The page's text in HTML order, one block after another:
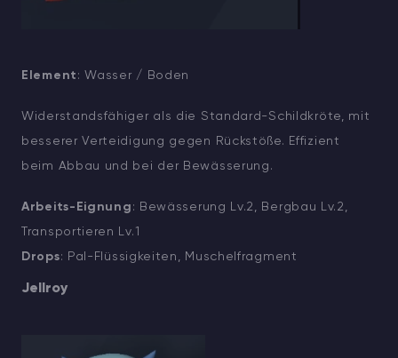
Element : Wasser / Boden
Widerstandsfähiger als die Standard-Schildkröte, mit
besserer Verteidigung gegen Rückstöße. Effizient
beim Abbau und bei der Bewässerung.
Arbeits-Eignung : Bewässerung Lv.2, Bergbau Lv.2,
Transportieren Lv.1
Drops: Pal-Flüssigkeiten, Muschelfragment
Jellroy